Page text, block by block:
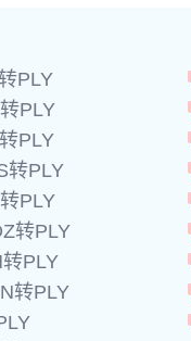
PLY
PLY
PLY
转PLY
PLY
转PLY
PLY
转PLY